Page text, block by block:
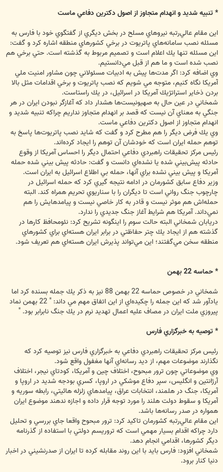
* تنبيه شديد و انهدام متجاوز از اصول دكترين دفاعي ماست
اين مقام عالي‌رتبه نيروهاي مسلح در بخش ديگري از گفتگوي خود با فارس به
مسئله نصب سامانه‌هاي پاتريوت در برخي كشورهاي منطقه اشاره كرد و گفت:
اين مسئله تنها يك اعلام است و تصميم مربوط به گذشته است. حتي برخي هم
نصب شده است و ما هم از قبل مي‌دانستيم.
وي اضافه كرد: اگر مدت‌ها پيش به ادبيات مسئولاني چون مشاور امنيت ملي
آمريكا نگاه كنيم، متوجه مي شويم كه نصب پاتريوت و برخي اقدامات مثل بالا
بردن ذخاير استراتژيك آمريكا در اسرائيل، در يك راستاست.
شمخاني در عين حال به صهيونيست‌ها هشدار داد كه آغازگر نبودن ايران در هر
جنگي به معناي آن نيست كه قصد بر انهدام متجاوز نداريم چراكه تنبيه شديد و
انهدام متجاوز از اصول دكترين دفاعي ماست.
وي يك فرض ديگر را هم مطرح كرد و گفت كه شايد نصب پاتريوت‌ها پاسخ به
توهم حمله ايران است كه خودشان آن توهم را ايجاد كرده‌اند.
رئيس مركز تحقيقات راهبردي دفاعي احتمال ديگر را احساس آمريكا از وقوع
حادثه پيش‌بيني شده يا نشده‌اي دانست و گفت: حادثه پيش بيني شده حمله
آمريكا و پيش بيني نشده براي آنها، حمله بي اطلاع اسرائيل به ايران است.
وزير دفاع سابق كشورمان در ادامه نتيجه گيري كرد كه حمله اسرائيل در
چارچوب جنگ رواني است تا ديگران را با سناريوي تحريم همراه كند. البته
حمله‌اش هم موثر نيست و قادر به كار خاصي نيست و پيامدهايش را هم
نمي‌داند. آمريكا هم شرايط آغاز جنگ جديدي را ندارد.
دريابان شمخاني البته حالت سوم را اينگونه تشريح كرد: نئومحافظ كارها در
گذشته هم از ايجاد يك چتر حفاظتي در برابر ايران هسته‌اي براي كشورهاي
منطقه‌ سخن مي‌گفتند؛ اين مي‌تواند پذيرش ايران هسته‌اي هم تعريف شود.
* حماسه 22 بهمن
شمخاني در خصوص حماسه 22 بهمن 88 نيز به ذكر يك جمله بسنده كرد اما
يادآور شد كه اين جمله را چكيده‌اي از اين اتفاق مهم مي داند: " 22 بهمن نماد
پيروزي ملت ايران در مصاف عليه اعمال تهديد نرم در يك جنگ نابرابر بود. "
* توصيه به خبرگزاري فارس
رئيس مركز تحقيقات راهبردي دفاعي به خبرگزاري فارس نيز توصيه كرد كه
نگذارند موضوعات مهم، از ديد رسانه‌اي آنها مغفول واقع شود.
وي موضوعاتي چون ترور مبحوح، اختلاف چين و آمريكا، كودتاي نيجر، اختلاف
آرژانتين و انگليس، سپر دفاع موشكي در اروپا، كسري بودجه شديد در اروپا و
آمريكا، جنگ در هلمند، انتخابات عراق، پيامدهاي زلزله هائيتي، رابطه سوريه و
آمريكا و سقوط دولت هلند را مورد توجه قرار داده و اجازه ندهند موضوع ايران
همواره در صدر رسانه‌ها باشد.
اين مقام عالي‌رتبه كشورمان تاكيد كرد: ترور مبحوح واقعا جاي بررسي و تحليل
دارد چراكه اقدام بسيار مهمي است كه تروريسم دولتي با استفاده از گذرنامه
ديگر كشورها، اقدامي انجام دهد.
شمخاني افزود: فارس بايد با اين روند مقابله كرده تا ايران از صدرنشيني در اخبار
دنيا كنار برود.